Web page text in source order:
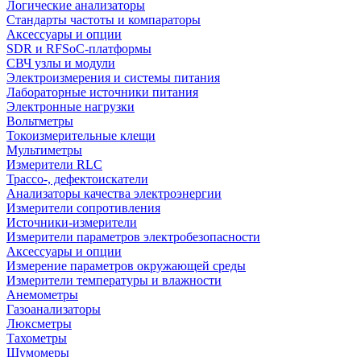
Логические анализаторы
Стандарты частоты и компараторы
Аксессуары и опции
SDR и RFSoC‑платформы
СВЧ узлы и модули
Электроизмерения и системы питания
Лабораторные источники питания
Электронные нагрузки
Вольтметры
Токоизмерительные клещи
Мультиметры
Измерители RLC
Трассо-, дефектоискатели
Анализаторы качества электроэнергии
Измерители сопротивления
Источники-измерители
Измерители параметров электробезопасности
Аксессуары и опции
Измерение параметров окружающей среды
Измерители температуры и влажности
Анемометры
Газоанализаторы
Люксметры
Тахометры
Шумомеры